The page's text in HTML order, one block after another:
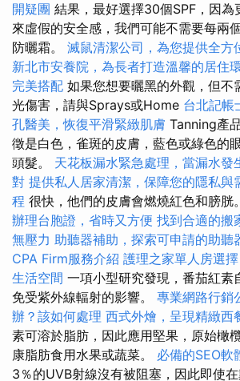
開疑團 結果，最好選擇30個SPF，因為
來虛假的安全感，我們可能不需要每兩
防曬霜。 滅鼠清潔公司，為您提供全方
新北市安養院，為長者打造溫馨的居住
完美搭配 如果您想要曬黑的外觀，但不
光傷害，請與Sprays或Home 台北記帳
孔醫美，恢復平滑緊緻肌膚 Tanning產
徵是白色，雀斑的皮膚，藍色或綠色的
頭髮。 天花板漏水緊急處理，當漏水發
對 提供私人居家清潔，保障您的隱私與
程 很快，他們的皮膚會燃燒紅色和膀胱
辦理台胞證，省時又方便 找到合適的搬
無壓力 助聽器補助，探索可申請的助聽
CPA Firm服務介紹 護理之家單人房選
生活空間 一項小型研究發現，番茄紅素
免受紫外線輻射的影響。 專業網路行銷
辦？該如何處理 西式外燴，呈現精緻西
素可溶於脂肪，因此應用堅果，原始橄
康脂肪食用水果或蔬菜。 必備的SEO軟
3％的UVB射線沒有被阻塞，因此即使